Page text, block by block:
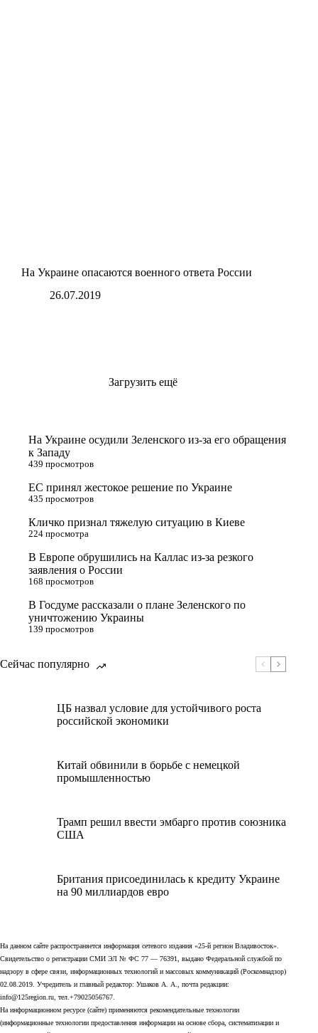
На Украине опасаются военного ответа России
26.07.2019
Загрузить ещё
На Украине осудили Зеленского из-за его обращения
к Западу
439 просмотров
ЕС принял жестокое решение по Украине
435 просмотров
Кличко признал тяжелую ситуацию в Киеве
224 просмотра
В Европе обрушились на Каллас из-за резкого
заявления о России
168 просмотров
В Госдуме рассказали о плане Зеленского по
уничтожению Украины
139 просмотров
Сейчас популярно
ЦБ назвал условие для устойчивого роста
российской экономики
Китай обвинили в борьбе с немецкой
промышленностью
Трамп решил ввести эмбарго против союзника
США
Британия присоединилась к кредиту Украине
на 90 миллиардов евро
На данном сайте распространяется информация сетевого издания «25-й регион Владивосток».
Свидетельство о регистрации СМИ ЭЛ № ФС 77 — 76391, выдано Федеральной службой по
надзору в сфере связи, информационных технологий и массовых коммуникаций (Роскомнадзор)
02.08.2019. Учредитель и главный редактор: Ушаков А. А., почта редакции:
info@125region.ru, тел.+79025056767.
На информационном ресурсе (сайте) применяются рекомендательные технологии
(информационные технологии предоставления информации на основе сбора, систематизации и